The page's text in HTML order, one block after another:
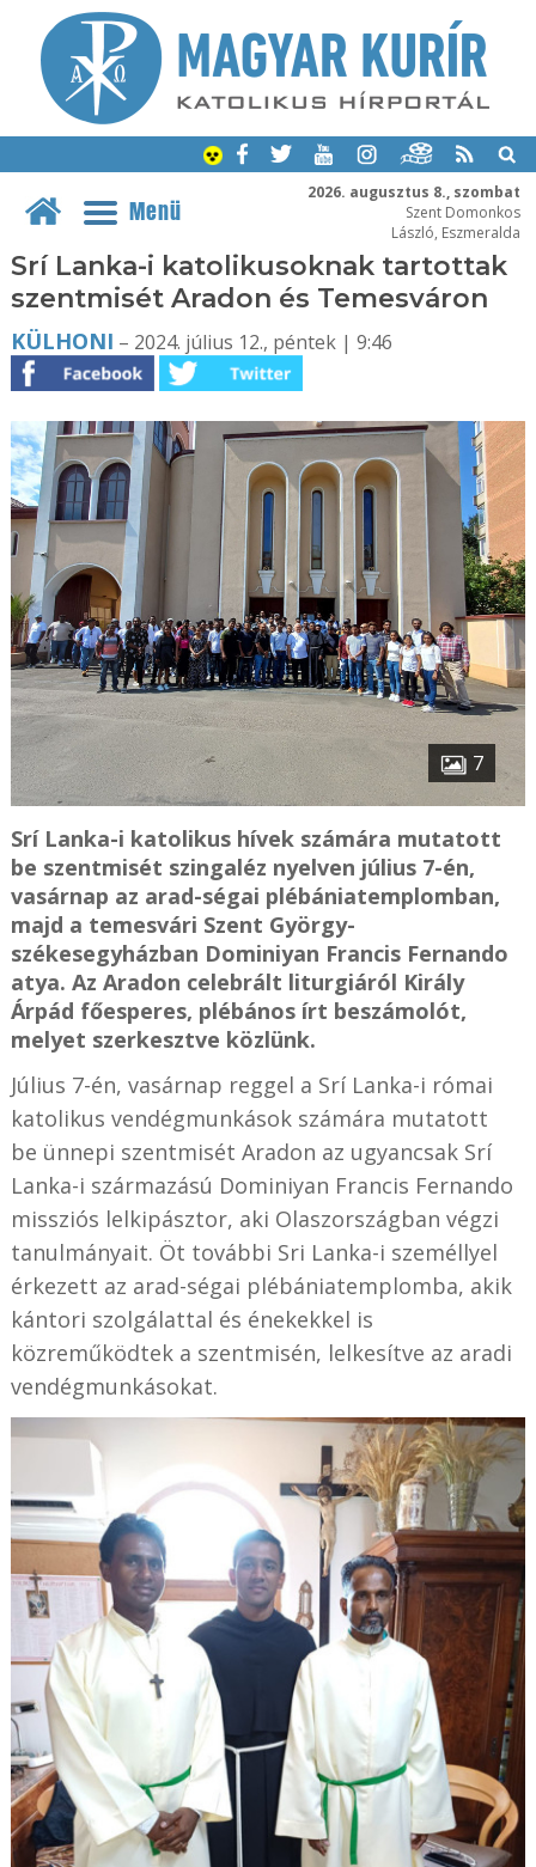
2026. augusztus 8., szombat
Szent Domonkos
László, Eszmeralda
Menü
Srí Lanka-i katolikusoknak tartottak
szentmisét Aradon és Temesváron
KÜLHONI – 2024. július 12., péntek | 9:46
7
Srí Lanka-i katolikus hívek számára mutatott
be szentmisét szingaléz nyelven július 7-én,
vasárnap az arad-ségai plébániatemplomban,
majd a temesvári Szent György-
székesegyházban Dominiyan Francis Fernando
atya. Az Aradon celebrált liturgiáról Király
Árpád főesperes, plébános írt beszámolót,
melyet szerkesztve közlünk.
Július 7-én, vasárnap reggel a Srí Lanka-i római
katolikus vendégmunkások számára mutatott
be ünnepi szentmisét Aradon az ugyancsak Srí
Lanka-i származású Dominiyan Francis Fernando
missziós lelkipásztor, aki Olaszországban végzi
tanulmányait. Öt további Sri Lanka-i személlyel
érkezett az arad-ségai plébániatemplomba, akik
kántori szolgálattal és énekekkel is
közreműködtek a szentmisén, lelkesítve az aradi
vendégmunkásokat.